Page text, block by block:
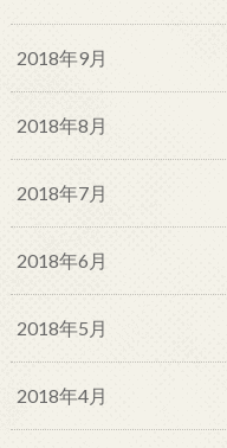
2018年9月
2018年8月
2018年7月
2018年6月
2018年5月
2018年4月